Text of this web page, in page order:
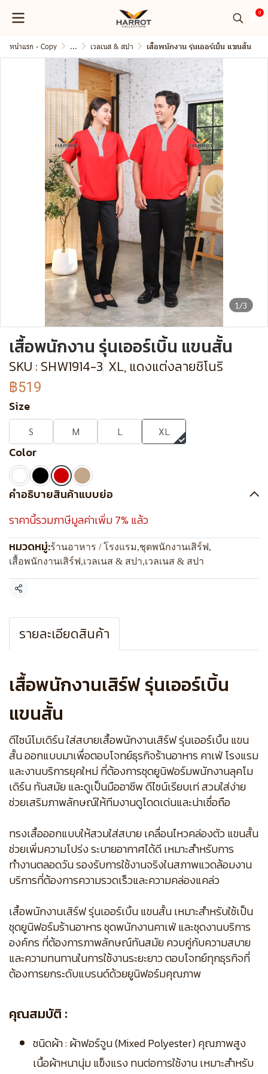
0
หน้าแรก - Copy ... เวลเนส & สปา เสื้อพนักงาน รุ่นเออร์เบิ้น แขนสั้น
1/3
เสื้อพนักงาน รุ่นเออร์เบิ้น แขนสั้น
SKU : SHW1914-3 XL, แดงแต่งลายชิโนริ
฿519
Size
S M L XL
Color
คำอธิบายสินค้าแบบย่อ
ราคานี้รวมภาษีมูลค่าเพิ่ม 7% แล้ว
หมวดหมู่:ร้านอาหาร / โรงแรม,ชุดพนักงานเสิร์ฟ,
เสื้อพนักงานเสิร์ฟ,เวลเนส & สปา,เวลเนส & สปา
แชร์
รายละเอียดสินค้า
เสื้อพนักงานเสิร์ฟ รุ่นเออร์เบิ้น
แขนสั้น
ดีไซน์โมเดิร์น ใส่สบายเสื้อพนักงานเสิร์ฟ รุ่นเออร์เบิ้น แขน
สั้น ออกแบบมาเพื่อตอบโจทย์ธุรกิจร้านอาหาร คาเฟ่ โรงแรม
และงานบริการยุคใหม่ ที่ต้องการชุดยูนิฟอร์มพนักงานลุคโม
เดิร์น ทันสมัย และดูเป็นมืออาชีพ ดีไซน์เรียบเท่ สวมใส่ง่าย
ช่วยเสริมภาพลักษณ์ให้ทีมงานดูโดดเด่นและน่าเชื่อถือ
ทรงเสื้อออกแบบให้สวมใส่สบาย เคลื่อนไหวคล่องตัว แขนสั้น
ช่วยเพิ่มความโปร่ง ระบายอากาศได้ดี เหมาะสำหรับการ
ทำงานตลอดวัน รองรับการใช้งานจริงในสภาพแวดล้อมงาน
บริการที่ต้องการความรวดเร็วและความคล่องแคล่ว
เสื้อพนักงานเสิร์ฟ รุ่นเออร์เบิ้น แขนสั้น เหมาะสำหรับใช้เป็น
ชุดยูนิฟอร์มร้านอาหาร ชุดพนักงานคาเฟ่ และชุดงานบริการ
องค์กร ที่ต้องการภาพลักษณ์ทันสมัย ควบคู่กับความสบาย
และความทนทานในการใช้งานระยะยาว ตอบโจทย์ทุกธุรกิจที่
ต้องการยกระดับแบรนด์ด้วยยูนิฟอร์มคุณภาพ
คุณสมบัติ :
ชนิดผ้า : ผ้าฟอร์จูน (Mixed Polyester) คุณภาพสูง
เนื้อผ้าหนานุ่ม แข็งแรง ทนต่อการใช้งาน เหมาะสำหรับ